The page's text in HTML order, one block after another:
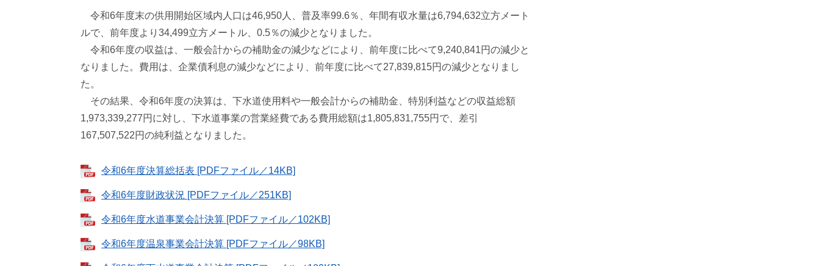
令和6年度末の供用開始区域内人口は46,950人、普及率99.6％、年間有収水量は6,794,632立方メート
ルで、前年度より34,499立方メートル、0.5％の減少となりました。
令和6年度の収益は、一般会計からの補助金の減少などにより、前年度に比べて9,240,841円の減少と
なりました。費用は、企業債利息の減少などにより、前年度に比べて27,839,815円の減少となりまし
た。
その結果、令和6年度の決算は、下水道使用料や一般会計からの補助金、特別利益などの収益総額
1,973,339,277円に対し、下水道事業の営業経費である費用総額は1,805,831,755円で、差引
167,507,522円の純利益となりました。
令和6年度決算総括表 [PDFファイル／14KB]
令和6年度財政状況 [PDFファイル／251KB]
令和6年度水道事業会計決算 [PDFファイル／102KB]
令和6年度温泉事業会計決算 [PDFファイル／98KB]